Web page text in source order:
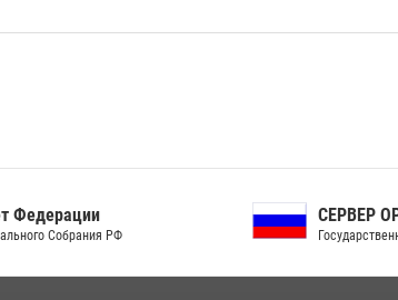
РФ
СЕРВЕР ОРГАНОВ
Государственной власти РФ